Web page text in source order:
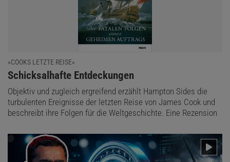
»COOKS LETZTE REISE«
:
Schicksalhafte Entdeckungen
Objektiv und zugleich ergreifend erzählt Hampton Sides die
turbulenten Ereignisse der letzten Reise von James Cook und
beschreibt ihre Folgen für die Weltgeschichte. Eine Rezension